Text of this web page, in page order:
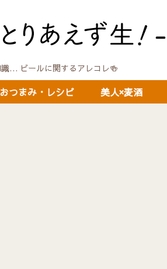
… ビールに関するアレコレ🍻
おつまみ・レシピ 美人×麦酒